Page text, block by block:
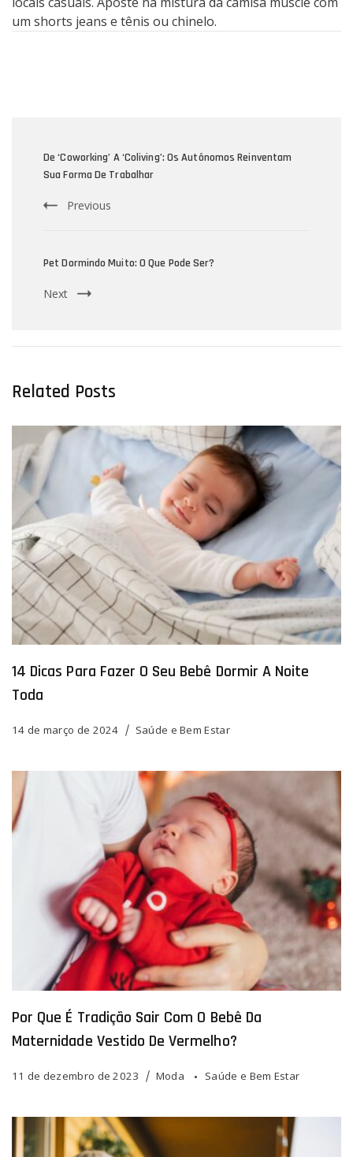
um shorts jeans e tênis ou chinelo.
Navigation
De ‘coworking’ A ‘coliving’: Os Autônomos Reinventam
Sua Forma De Trabalhar
Previous
Pet Dormindo Muito: O Que Pode Ser?
Next
Related Posts
14 Dicas Para Fazer O Seu Bebê Dormir A Noite
Toda
14 de março de 2024 Saúde e Bem Estar
Por Que É Tradição Sair Com O Bebê Da
Maternidade Vestido De Vermelho?
11 de dezembro de 2023 Moda Saúde e Bem Estar